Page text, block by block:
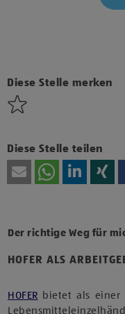
Diese Stelle merken
Diese Stelle teilen
HOFER ALS
Der richtige Weg für
HOFER bietet als einer